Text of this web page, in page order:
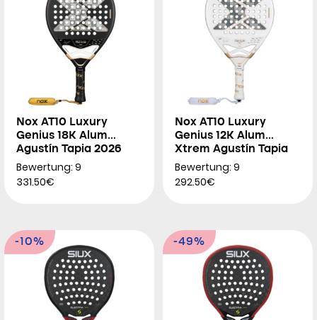
Nox AT10 Luxury
Genius 18K Alum
Agustín Tapia 2026
Bewertung: 9
331.50€
Nox AT10 Luxury
Genius 12K Alum
Xtrem Agustín Tapia
2026
Bewertung: 9
292.50€
-10% -49%